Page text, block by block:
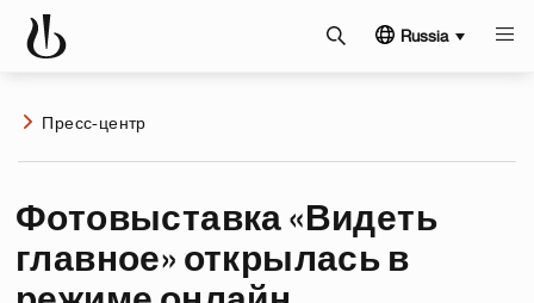
Russia
Пресс-центр
Фотовыставка «Видеть
главное» открылась в